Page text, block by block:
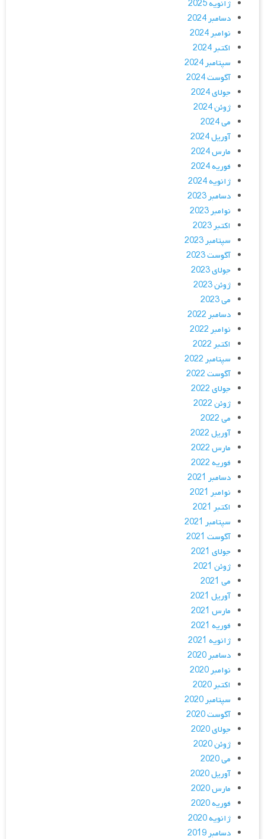
ژانویه 2025
دسامبر 2024
نوامبر 2024
اکتبر 2024
سپتامبر 2024
آگوست 2024
جولای 2024
ژوئن 2024
می 2024
آوریل 2024
مارس 2024
فوریه 2024
ژانویه 2024
دسامبر 2023
نوامبر 2023
اکتبر 2023
سپتامبر 2023
آگوست 2023
جولای 2023
ژوئن 2023
می 2023
دسامبر 2022
نوامبر 2022
اکتبر 2022
سپتامبر 2022
آگوست 2022
جولای 2022
ژوئن 2022
می 2022
آوریل 2022
مارس 2022
فوریه 2022
دسامبر 2021
نوامبر 2021
اکتبر 2021
سپتامبر 2021
آگوست 2021
جولای 2021
ژوئن 2021
می 2021
آوریل 2021
مارس 2021
فوریه 2021
ژانویه 2021
دسامبر 2020
نوامبر 2020
اکتبر 2020
سپتامبر 2020
آگوست 2020
جولای 2020
ژوئن 2020
می 2020
آوریل 2020
مارس 2020
فوریه 2020
ژانویه 2020
دسامبر 2019